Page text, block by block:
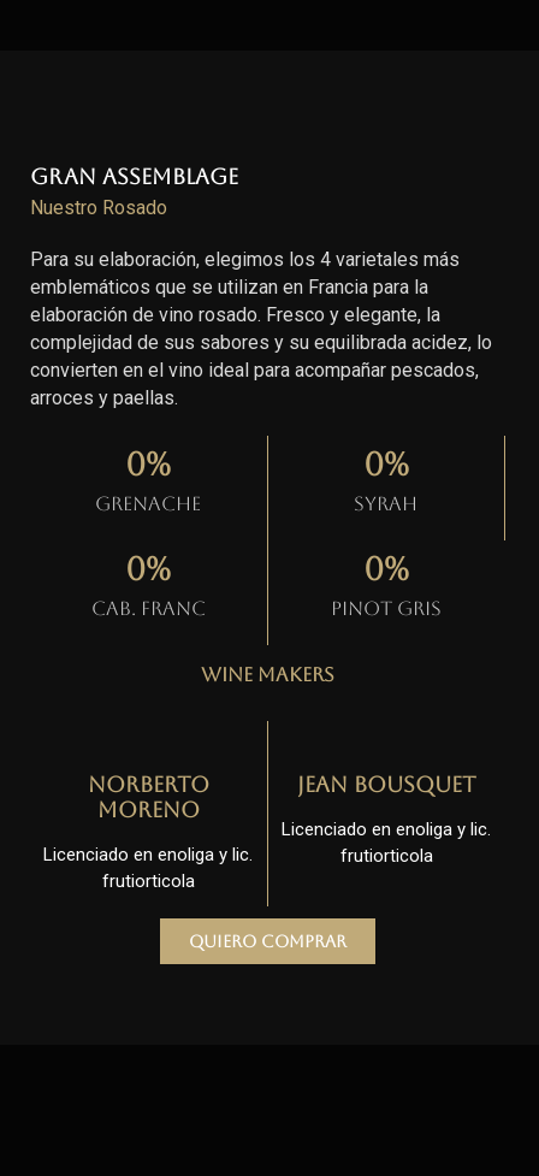
Gran Assemblage
Nuestro Rosado
Para su elaboración, elegimos los 4 varietales más
emblemáticos que se utilizan en Francia para la
elaboración de vino rosado. Fresco y elegante, la
complejidad de sus sabores y su equilibrada acidez, lo
convierten en el vino ideal para acompañar pescados,
arroces y paellas.
Grenache
0%
Syrah
0%
Cab. Franc
0%
Pinot gris
0%
Wine Makers
Norberto
Moreno
Licenciado en enoliga y lic.
frutiorticola
Jean Bousquet
Licenciado en enoliga y lic.
frutiorticola
Quiero comprar